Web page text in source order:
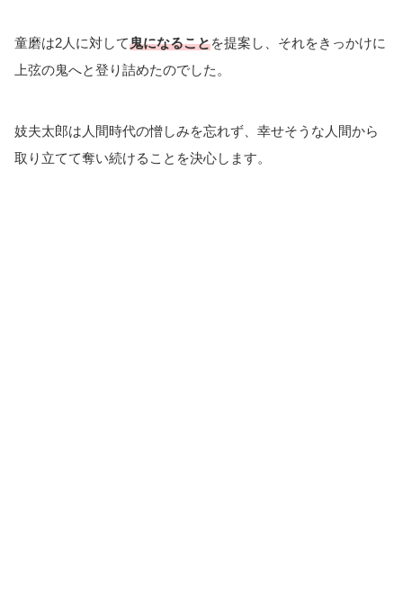
童磨は2人に対して鬼になることを提案し、それをきっかけに
上弦の鬼へと登り詰めたのでした。
妓夫太郎は人間時代の憎しみを忘れず、幸せそうな人間から
取り立てて奪い続けることを決心します。